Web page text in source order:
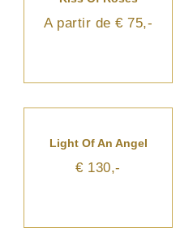
A partir de € 75,-
Light Of An Angel
€ 130,-